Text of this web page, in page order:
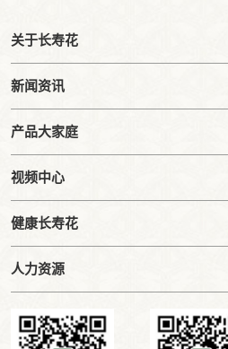
关于长寿花
新闻资讯
产品大家庭
视频中心
健康长寿花
人力资源